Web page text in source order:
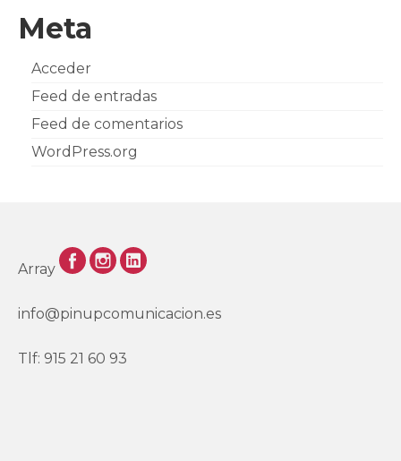
Meta
Acceder
Feed de entradas
Feed de comentarios
WordPress.org
Array
info@pinupcomunicacion.es
Tlf: 915 21 60 93